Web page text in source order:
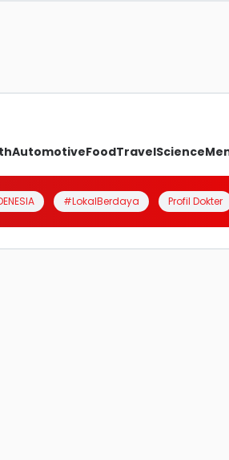
AutomotiveFoodTravelScience
#LokalBerdaya Profil Dokter